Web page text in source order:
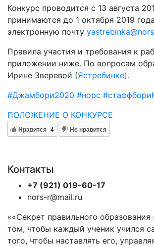
Конкурс проводится с 13 августа
принимаются до 1 октября 2019
электронную почту
Правила участия и требования к
приложении ниже. По вопросам
Ирине Зверевой (Ястребинке).
#Джамбори2020 #норс
ПОЛОЖЕНИЕ О КОНКУРСЕ
Нравится 4 Не нравится
Контакты
+7 (921) 019-60-17
nors-r@mail.ru
««Секрет правильного образования
том, чтобы каждый ученик учился
того, чтобы наставлять его,